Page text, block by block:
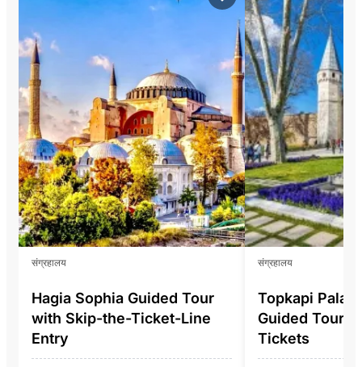
संग्रहालय
Hagia Sophia Guided Tour
with Skip-the-Ticket-Line
Entry
संग्रहालय
Topkapi
Guided Tour
Tickets